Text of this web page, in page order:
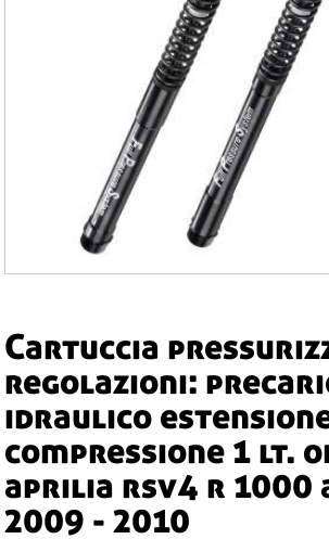
cartuccia pressurizzata -
regolazioni:
idraulico
compressione 1 lt.
aprilia rsv4 r 1000
2009 - 2010